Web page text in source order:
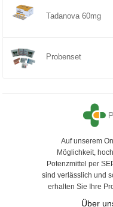
Tadanova 60mg
Probenset
Auf unserem
Möglichkeit,
Potenzmittel per
sind verlässlich und
erhalten Sie Ihre
Über